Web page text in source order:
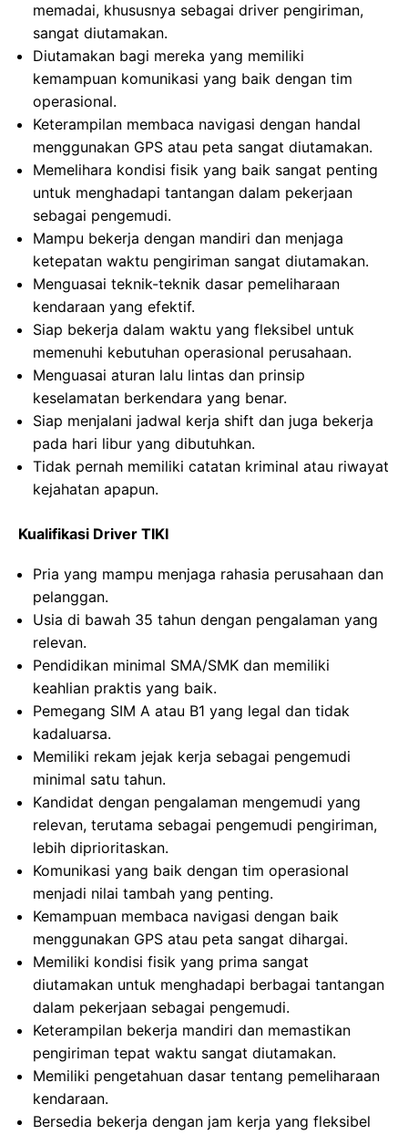
memadai, khususnya sebagai driver pengiriman,
sangat diutamakan.
Diutamakan bagi mereka yang memiliki
kemampuan komunikasi yang baik dengan tim
operasional.
Keterampilan membaca navigasi dengan handal
menggunakan GPS atau peta sangat diutamakan.
Memelihara kondisi fisik yang baik sangat penting
untuk menghadapi tantangan dalam pekerjaan
sebagai pengemudi.
Mampu bekerja dengan mandiri dan menjaga
ketepatan waktu pengiriman sangat diutamakan.
Menguasai teknik-teknik dasar pemeliharaan
kendaraan yang efektif.
Siap bekerja dalam waktu yang fleksibel untuk
memenuhi kebutuhan operasional perusahaan.
Menguasai aturan lalu lintas dan prinsip
keselamatan berkendara yang benar.
Siap menjalani jadwal kerja shift dan juga bekerja
pada hari libur yang dibutuhkan.
Tidak pernah memiliki catatan kriminal atau riwayat
kejahatan apapun.
Kualifikasi Driver TIKI
Pria yang mampu menjaga rahasia perusahaan dan
pelanggan.
Usia di bawah 35 tahun dengan pengalaman yang
relevan.
Pendidikan minimal SMA/SMK dan memiliki
keahlian praktis yang baik.
Pemegang SIM A atau B1 yang legal dan tidak
kadaluarsa.
Memiliki rekam jejak kerja sebagai pengemudi
minimal satu tahun.
Kandidat dengan pengalaman mengemudi yang
relevan, terutama sebagai pengemudi pengiriman,
lebih diprioritaskan.
Komunikasi yang baik dengan tim operasional
menjadi nilai tambah yang penting.
Kemampuan membaca navigasi dengan baik
menggunakan GPS atau peta sangat dihargai.
Memiliki kondisi fisik yang prima sangat
diutamakan untuk menghadapi berbagai tantangan
dalam pekerjaan sebagai pengemudi.
Keterampilan bekerja mandiri dan memastikan
pengiriman tepat waktu sangat diutamakan.
Memiliki pengetahuan dasar tentang pemeliharaan
kendaraan.
Bersedia bekerja dengan jam kerja yang fleksibel